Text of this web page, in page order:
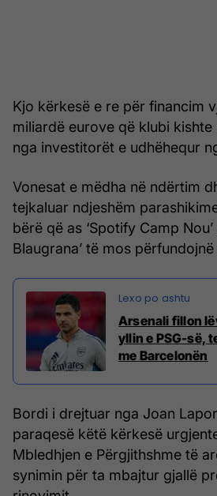
Kjo kërkesë e re për financim
miliardë eurove që klubi
nga investitorët e udhëhequr
Vonesat e mëdha në ndërtim
tejkaluar ndjeshëm
bërë që as ‘Spotify Camp Nou’
Blaugrana’ të mos
Arsenali fillon
yllin e PSG-së,
me Barcelonën
Bordi i drejtuar nga Joan
paraqesë këtë kërkesë
Mbledhjen e Përgjithshme të
synimin për ta mbajtur gjallë